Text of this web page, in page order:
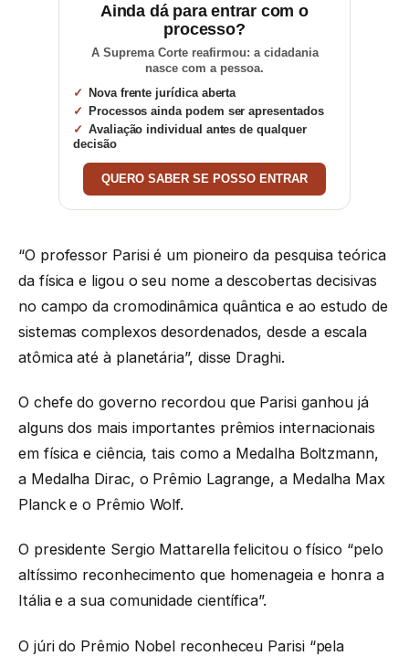
Ainda dá para entrar com o
processo?
A Suprema Corte reafirmou: a cidadania
nasce com a pessoa.
Nova frente jurídica aberta
Processos ainda podem ser apresentados
Avaliação individual antes de qualquer
decisão
QUERO SABER SE POSSO ENTRAR
“O professor Parisi é um pioneiro da pesquisa teórica
da física e ligou o seu nome a descobertas decisivas
no campo da cromodinâmica quântica e ao estudo de
sistemas complexos desordenados, desde a escala
atômica até à planetária”, disse Draghi.
O chefe do governo recordou que Parisi ganhou já
alguns dos mais importantes prêmios internacionais
em física e ciência, tais como a Medalha Boltzmann,
a Medalha Dirac, o Prêmio Lagrange, a Medalha Max
Planck e o Prêmio Wolf.
O presidente Sergio Mattarella felicitou o físico “pelo
altíssimo reconhecimento que homenageia e honra a
Itália e a sua comunidade científica”.
O júri do Prêmio Nobel reconheceu Parisi “pela